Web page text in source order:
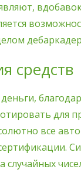
средств
для
все
случайных